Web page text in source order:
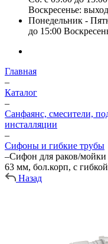
Воскресенье:
Понедельник -
до 15:00
Главная
–
Каталог
–
Санфаянс, смесители,
инсталляции
–
Сифоны и гибкие трубы
–Сифон для раков/
63 мм, бол.корп, с
Назад